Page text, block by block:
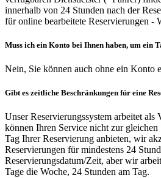
innerhalb von 24 Stunden nach der
für online bearbeitete Reservierungen -
Muss ich ein Konto bei Ihnen haben, um ein
Nein, Sie können auch ohne ein Konto
Gibt es zeitliche Beschränkungen für eine
Unser Reservierungssystem arbeitet als
können Ihren Service nicht zur gleichen
Tag Ihrer Reservierung anbieten, wir
Reservierungen für mindestens 24
Reservierungsdatum/Zeit, aber wir
Tage die Woche, 24 Stunden am Tag.